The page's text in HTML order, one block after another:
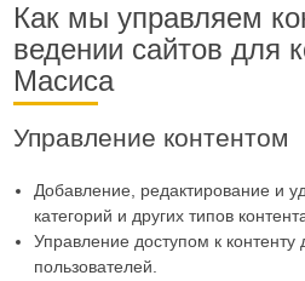
Как мы управляем
ведении сайтов для
Масиса
Управление контентом
Добавление, редактирование и
категорий и других типов
Управление доступом к контенту
пользователей.